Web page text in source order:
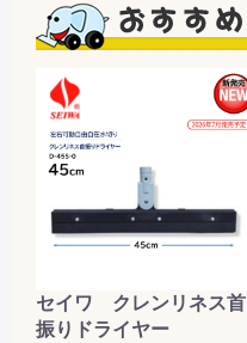
セイワ クレンリネス首
振りドライヤー